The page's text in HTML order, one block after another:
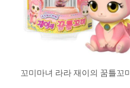
꼬미마녀 라라 재이의 꿈틀꼬미